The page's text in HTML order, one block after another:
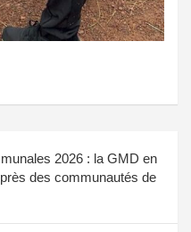
2026 : la GMD en
des communautés de